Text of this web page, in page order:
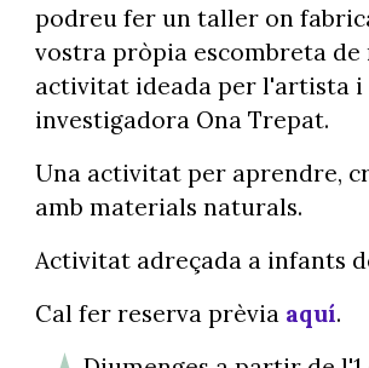
podreu fer un taller on
vostra pròpia escombreta de
activitat ideada per l'artista i
investigadora Ona Trepat.
Una activitat per aprendre,
amb materials naturals.
Activitat adreçada a infants
Cal fer reserva prèvia aquí.